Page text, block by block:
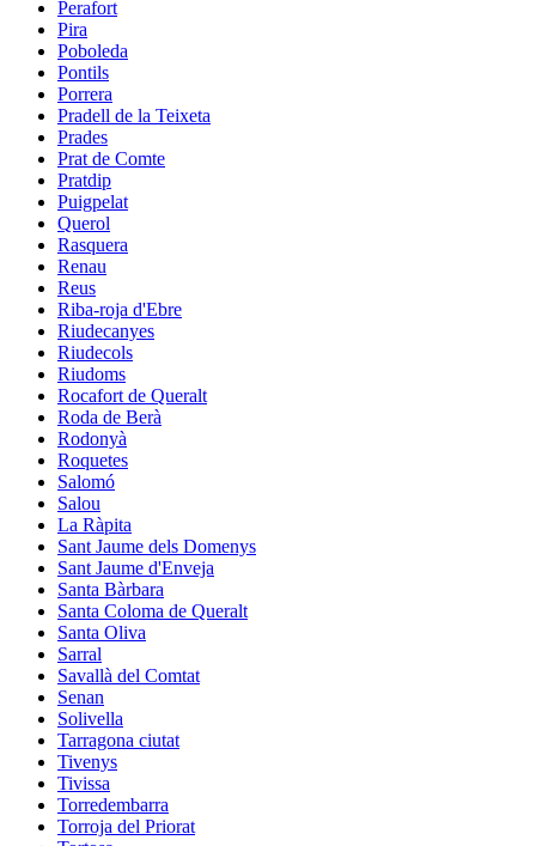
Perafort
Pira
Poboleda
Pontils
Porrera
Pradell de la Teixeta
Prades
Prat de Comte
Pratdip
Puigpelat
Querol
Rasquera
Renau
Reus
Riba-roja d'Ebre
Riudecanyes
Riudecols
Riudoms
Rocafort de Queralt
Roda de Berà
Rodonyà
Roquetes
Salomó
Salou
La Ràpita
Sant Jaume dels Domenys
Sant Jaume d'Enveja
Santa Bàrbara
Santa Coloma de Queralt
Santa Oliva
Sarral
Savallà del Comtat
Senan
Solivella
Tarragona ciutat
Tivenys
Tivissa
Torredembarra
Torroja del Priorat